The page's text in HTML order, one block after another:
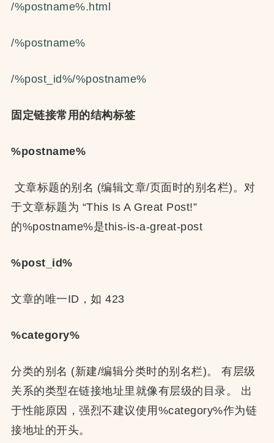
/%postname%.html
/%postname%
/%post_id%/%postname%
固定链接常用的结构标签
%postname%
文章标题的别名 (编辑文章/页面时的别名栏)。对
于文章标题为 “This Is A Great Post!”
的%postname%是this-is-a-great-post
%post_id%
文章的唯一ID，如 423
%category%
分类的别名 (新建/编辑分类时的别名栏)。 有层级
关系的类型在链接地址里就像有层级的目录。 出
于性能原因，强烈不建议使用%category%作为链
接地址的开头。